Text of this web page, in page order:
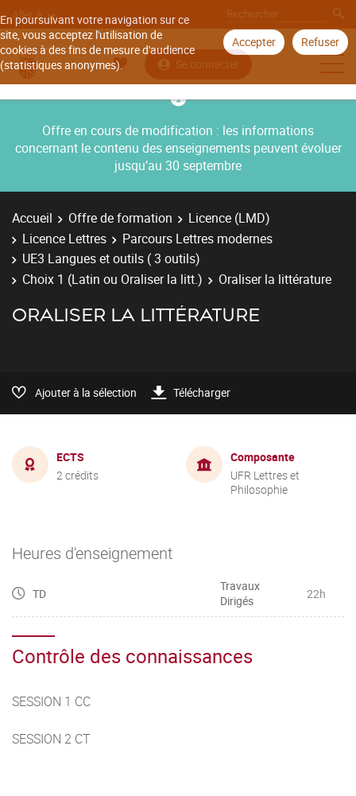
En poursuivant votre navigation sur ce
site, vous acceptez l'utilisation de
cookies à des fins de mesure d'audience
(statistiques anonymes).
Accepter Refuser
Aller à
Se connecter
Offre en cours de modification : les informations
concernant le contenu des enseignements peuvent évoluer
jusqu’au 30 septembre
Accueil Offre de formation
Licence (LMD)
Licence Lettres
Parcours Lettres modernes
UE3 Langues et outils ( 3 outils)
Choix 1 (Latin ou Oraliser la litt.)
Oraliser la littérature
ORALISER LA LITTÉRATURE
Ajouter à la sélection Télécharger
ECTS
2 crédits
Composante
UFR Lettres et
Philosophie
Heures d'enseignement
TD
Travaux
Dirigés
22h
Contrôle des connaissances
SESSION 1 CC
SESSION 2 CT